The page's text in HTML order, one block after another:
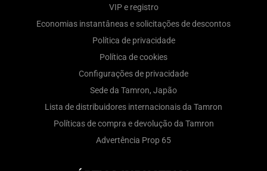
VIP e registro
Economias instantâneas e solicitações de descontos
Política de privacidade
Política de cookies
Configurações de privacidade
Sede da Tamron, Japão
Lista de distribuidores internacionais da Tamron
Políticas de compra e devolução da Tamron
Advertência Prop 65